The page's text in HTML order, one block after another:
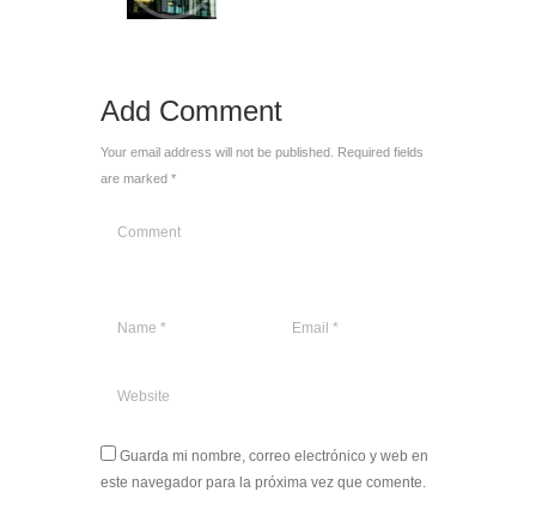
Add Comment
Your email address will not be published. Required fields
are marked *
Guarda mi nombre, correo electrónico y web en
este navegador para la próxima vez que comente.